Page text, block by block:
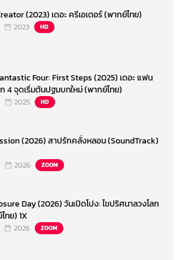
(2023) เดอะ ครีเอเตอร์ (พากย์ไทย)
2023 HD
Four: First Steps (2025) เดอะ แฟน
4 จุดเริ่มต้นปฐมบทใหม่ (พากย์ไทย)
2025 HD
(2026) สาปรักคลั่งหลอน (SoundTrack)
2026 ZOOM
Day (2026) วันเปิดโปง: ไขปริศนาลวงโลก
ทย) 1X
2026 ZOOM